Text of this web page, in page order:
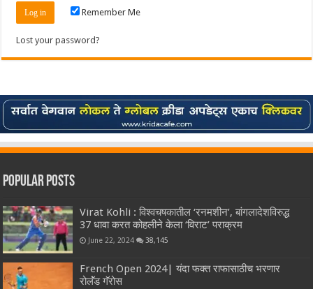
Remember Me
Lost your password?
Popular Posts
Virat Kohli : विश्वचषकातील ‘रनमशीन’, बांगलादेशविरुद्ध
37 धावा करत कोहलीने केला ‘विराट’ पराक्रम
June 22, 2024 38,145
French Open 2024| यंदा फक्त राफासाठीच भरणार
रोलॅंड गॅरोस